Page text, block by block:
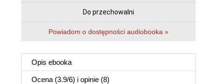
Do przechowalni
Powiadom o dostępności audiobooka »
Opis ebooka
Ocena (3.9/6) i opinie (8)